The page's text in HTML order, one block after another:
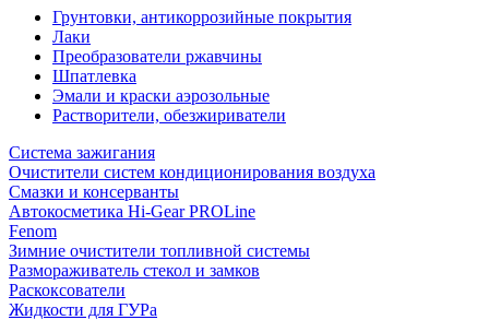
Грунтовки, антикоррозийные покрытия
Лаки
Преобразователи ржавчины
Шпатлевка
Эмали и краски аэрозольные
Растворители, обезжириватели
Система зажигания
Очистители систем кондиционирования воздуха
Смазки и консерванты
Автокосметика Hi-Gear PROLine
Fenom
Зимние очистители топливной системы
Размораживатель стекол и замков
Раскоксователи
Жидкости для ГУРа